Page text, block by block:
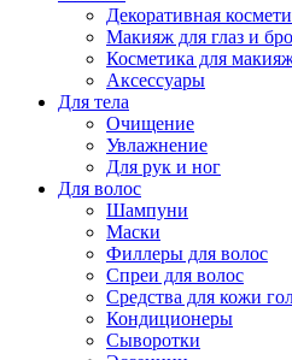
Декоративная
Макияж для глаз и
Косметика для
Аксессуары
Для тела
Очищение
Увлажнение
Для рук и ног
Для волос
Шампуни
Маски
Филлеры для волос
Спреи для волос
Средства для кожи
Кондиционеры
Сыворотки